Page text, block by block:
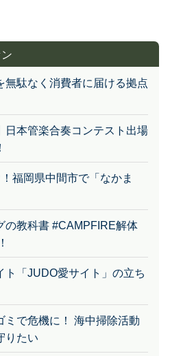
無駄なく消費者に届ける拠点
日本管楽合奏コンテスト出場
福岡県中間市で「なかま
の教科書 #CAMPFIRE解体
ト「JUDO愛サイト」の立ち
ミで危機に！ 海中掃除活動
りたい
収納力をバックパックに。